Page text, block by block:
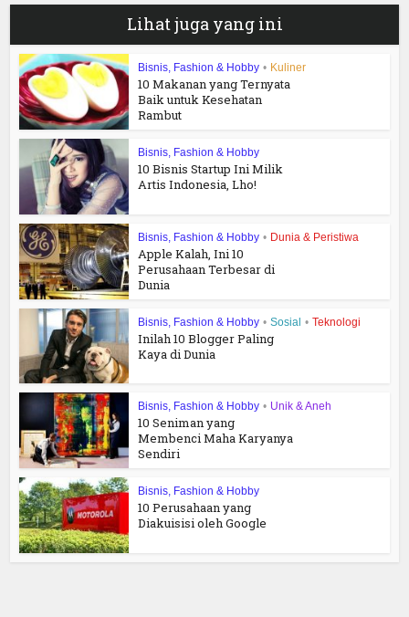
Lihat juga yang ini
Bisnis, Fashion & Hobby • Kuliner
10 Makanan yang Ternyata
Baik untuk Kesehatan
Rambut
Bisnis, Fashion & Hobby
10 Bisnis Startup Ini Milik
Artis Indonesia, Lho!
Bisnis, Fashion & Hobby • Dunia & Peristiwa
Apple Kalah, Ini 10
Perusahaan Terbesar di
Dunia
Bisnis, Fashion & Hobby • Sosial • Teknologi
Inilah 10 Blogger Paling
Kaya di Dunia
Bisnis, Fashion & Hobby • Unik & Aneh
10 Seniman yang
Membenci Maha Karyanya
Sendiri
Bisnis, Fashion & Hobby
10 Perusahaan yang
Diakuisisi oleh Google